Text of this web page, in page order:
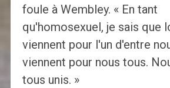
foule à Wembley. « En tant
qu'homosexuel, je sais que
viennent pour l'un d'entre
viennent pour nous tous.
tous unis. »